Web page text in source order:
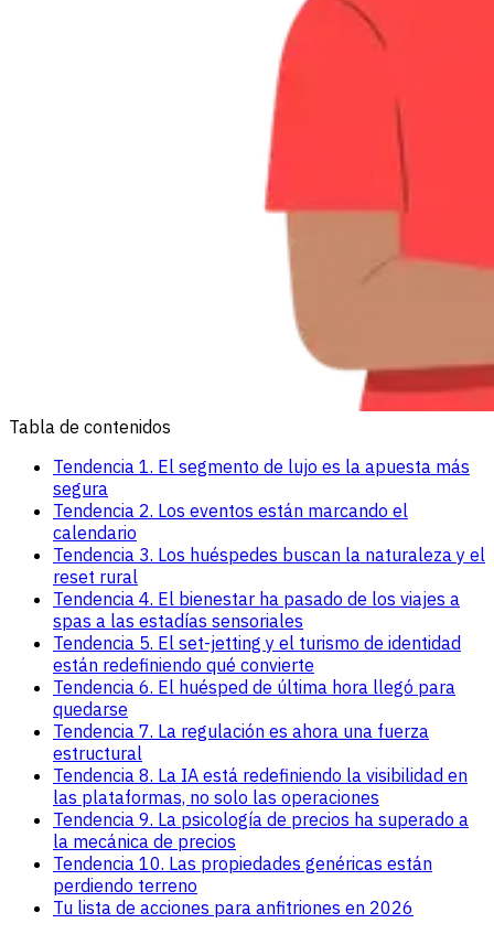
Tabla de contenidos
Tendencia 1. El segmento de lujo es la apuesta más
segura
Tendencia 2. Los eventos están marcando el
calendario
Tendencia 3. Los huéspedes buscan la naturaleza y el
reset rural
Tendencia 4. El bienestar ha pasado de los viajes a
spas a las estadías sensoriales
Tendencia 5. El set-jetting y el turismo de identidad
están redefiniendo qué convierte
Tendencia 6. El huésped de última hora llegó para
quedarse
Tendencia 7. La regulación es ahora una fuerza
estructural
Tendencia 8. La IA está redefiniendo la visibilidad en
las plataformas, no solo las operaciones
Tendencia 9. La psicología de precios ha superado a
la mecánica de precios
Tendencia 10. Las propiedades genéricas están
perdiendo terreno
Tu lista de acciones para anfitriones en 2026